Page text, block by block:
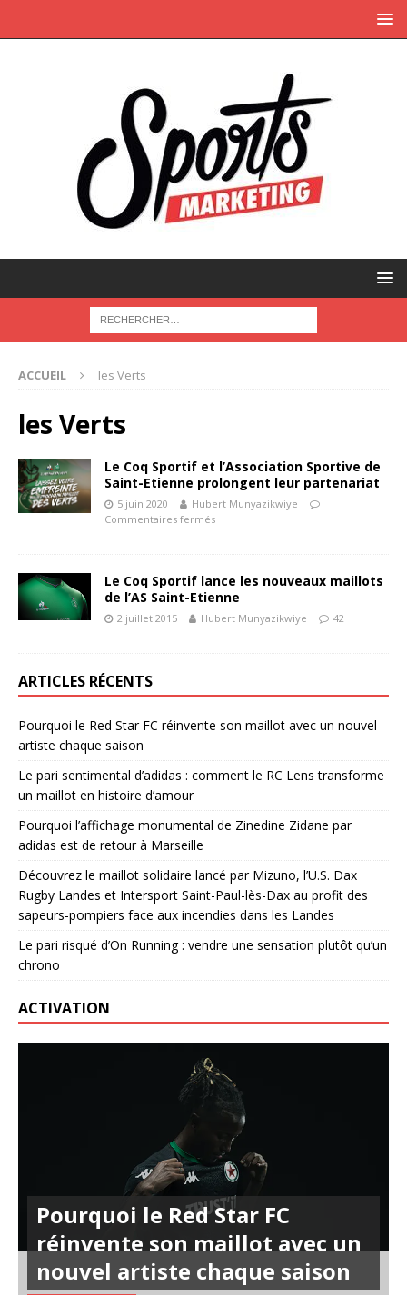
ACCUEIL les Verts
les Verts
Le Coq Sportif et l’Association Sportive de
Saint-Etienne prolongent leur partenariat
5 juin 2020
Hubert Munyazikwiye
Commentaires fermés
Le Coq Sportif lance les nouveaux maillots
de l’AS Saint-Etienne
2 juillet 2015 Hubert Munyazikwiye 42
ARTICLES RÉCENTS
Pourquoi le Red Star FC réinvente son maillot avec un nouvel
artiste chaque saison
Le pari sentimental d’adidas : comment le RC Lens transforme
un maillot en histoire d’amour
Pourquoi l’affichage monumental de Zinedine Zidane par
adidas est de retour à Marseille
Découvrez le maillot solidaire lancé par Mizuno, l’U.S. Dax
Rugby Landes et Intersport Saint-Paul-lès-Dax au profit des
sapeurs-pompiers face aux incendies dans les Landes
Le pari risqué d’On Running : vendre une sensation plutôt qu’un
chrono
ACTIVATION
Pourquoi le Red Star FC
réinvente son maillot avec un
nouvel artiste chaque saison